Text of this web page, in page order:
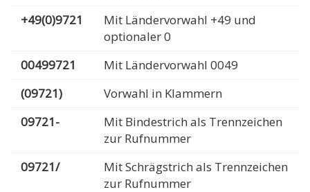
+49(0)9721
Mit Ländervorwahl +49 und
optionaler 0
00499721
Mit Ländervorwahl 0049
(09721)
Vorwahl in Klammern
09721-
Mit Bindestrich als Trennzeichen
zur Rufnummer
09721/
Mit Schrägstrich als Trennzeichen
zur Rufnummer